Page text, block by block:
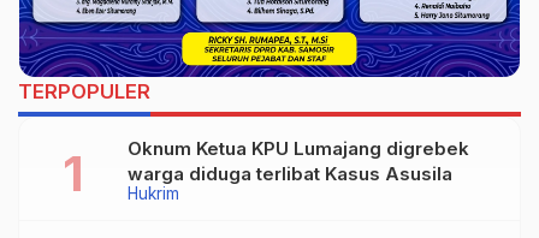
TERPOPULER
Hukrim
Oknum Ketua KPU Lumajang digrebek
warga diduga terlibat Kasus Asusila